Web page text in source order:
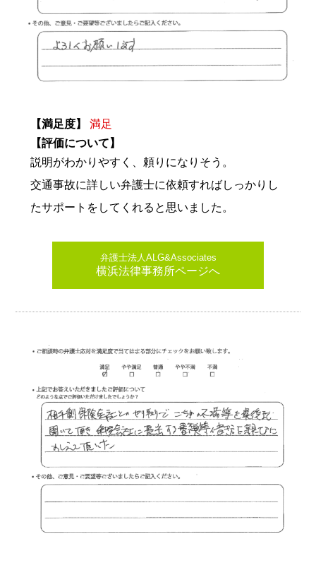
【満足度】
満足
【評価について】
説明がわかりやすく、頼りになりそう。
交通事故に詳しい弁護士に依頼すればしっかりし
たサポートをしてくれると思いました。
弁護士法人ALG&Associates
横浜法律事務所ページへ